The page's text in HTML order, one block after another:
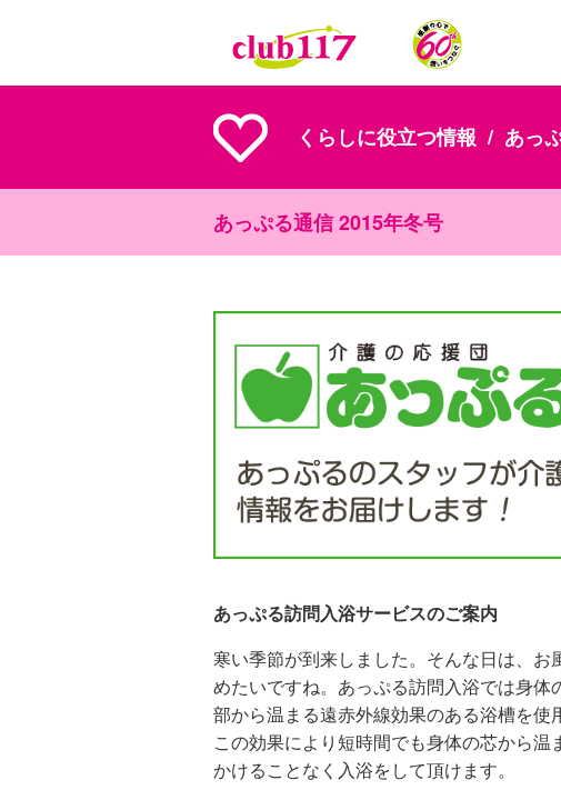
くらしに役立つ情報 あっ
あっぷる通信 2015年冬号
あっぷる訪問入浴サービスのご案内
寒い季節が到来しました。そんな日は、お
めたいですね。あっぷる訪問入浴では身体
部から温まる遠赤外線効果のある浴槽を使
この効果により短時間でも身体の芯から温
かけることなく入浴をして頂けます。